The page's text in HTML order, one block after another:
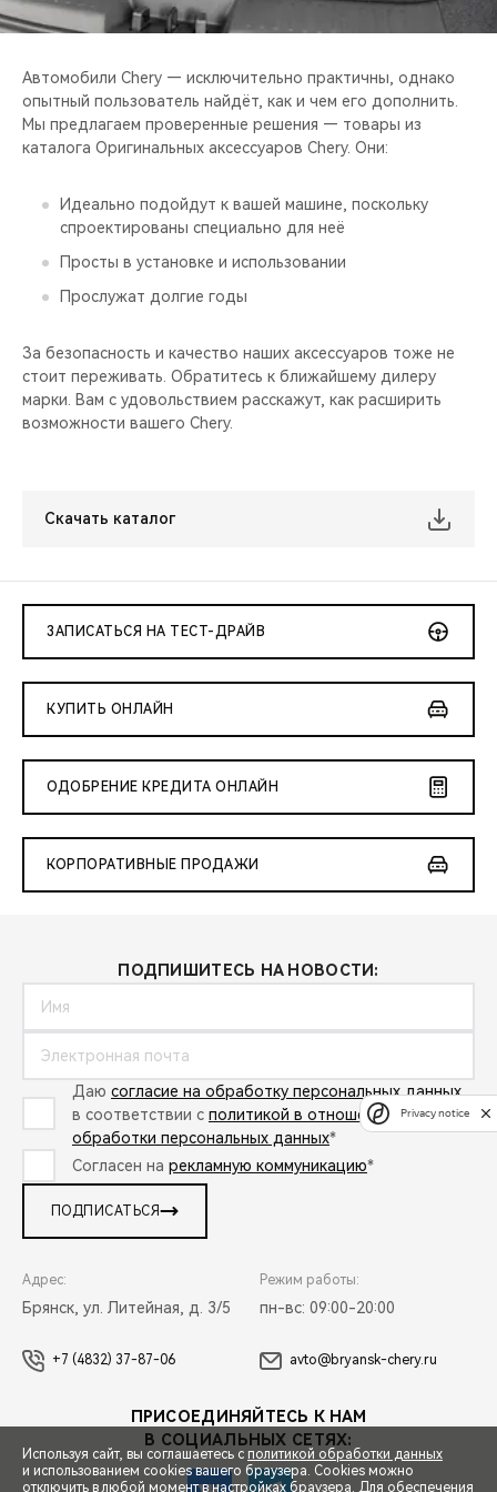
НАШИ МЕРОПРИЯТИЯ
CHERY ДЛЯ ДЕТЕЙ
Автомобили Chery — исключительно практичны, однако
опытный пользователь найдёт, как и чем его дополнить.
Мы предлагаем проверенные решения — товары из
каталога Оригинальных аксессуаров Chery. Они:
Идеально подойдут к вашей машине, поскольку
спроектированы специально для неё
Просты в установке и использовании
Прослужат долгие годы
За безопасность и качество наших аксессуаров тоже не
стоит переживать. Обратитесь к ближайшему дилеру
марки. Вам с удовольствием расскажут, как расширить
возможности вашего Chery.
Скачать каталог
ЗАПИСАТЬСЯ НА ТЕСТ-ДРАЙВ
КУПИТЬ ОНЛАЙН
ОДОБРЕНИЕ КРЕДИТА ОНЛАЙН
КОРПОРАТИВНЫЕ ПРОДАЖИ
ПОДПИШИТЕСЬ НА НОВОСТИ:
Даю согласие на обработку персональных данных
в соответствии с политикой в отношении
обработки персональных данных*
Согласен на рекламную коммуникацию*
ПОДПИСАТЬСЯ
Адрес:
Брянск, ул. Литейная, д. 3/5
Режим работы:
пн-вс: 09:00-20:00
+7 (4832) 37-87-06 avto@bryansk-chery.ru
ПРИСОЕДИНЯЙТЕСЬ К НАМ
В СОЦИАЛЬНЫХ СЕТЯХ:
Используя сайт, вы соглашаетесь с политикой обработки данных
и использованием cookies вашего браузера. Cookies можно
отключить в любой момент в настройках браузера. Для обеспечения
Privacy notice